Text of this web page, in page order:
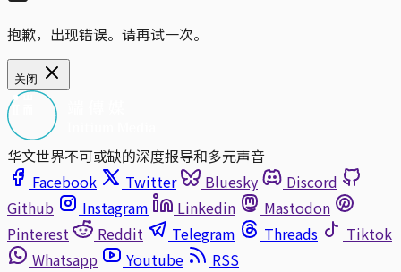
抱歉，出现错误。请再试一次。
关闭
华文世界不可或缺的深度报导和多元声音
Facebook
Twitter Bluesky
Discord
Github
Instagram Linkedin
Mastodon
Pinterest
Reddit Telegram Threads
Tiktok
Whatsapp
Youtube
RSS